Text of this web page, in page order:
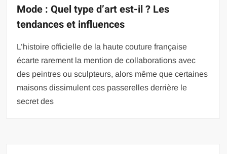
Mode : Quel type d’art est-il ? Les
tendances et influences
L’histoire officielle de la haute couture française
écarte rarement la mention de collaborations avec
des peintres ou sculpteurs, alors même que certaines
maisons dissimulent ces passerelles derrière le
secret des